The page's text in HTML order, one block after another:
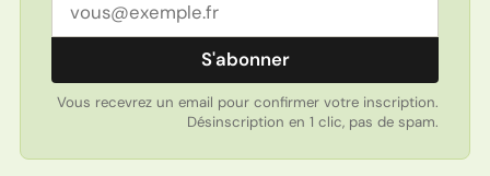
S'abonner
Vous recevrez un email pour confirmer votre inscription.
Désinscription en 1 clic, pas de spam.